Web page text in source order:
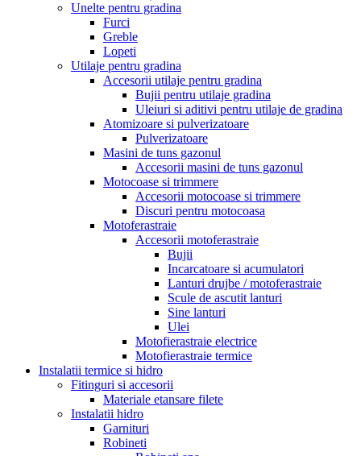
Unelte pentru gradina
Furci
Greble
Lopeti
Utilaje pentru gradina
Accesorii utilaje pentru gradina
Bujii pentru utilaje gradina
Uleiuri si aditivi pentru utilaje de gradina
Atomizoare si pulverizatoare
Pulverizatoare
Masini de tuns gazonul
Accesorii masini de tuns gazonul
Motocoase si trimmere
Accesorii motocoase si trimmere
Discuri pentru motocoasa
Motoferastraie
Accesorii motoferastraie
Bujii
Incarcatoare si acumulatori
Lanturi drujbe / motoferastraie
Scule de ascutit lanturi
Sine lanturi
Ulei
Motofierastraie electrice
Motofierastraie termice
Instalatii termice si hidro
Fitinguri si accesorii
Materiale etansare filete
Instalatii hidro
Garnituri
Robineti